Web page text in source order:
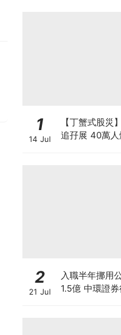
1
14 Jul
【丁蟹式股災
追孖展 40萬
2
21 Jul
入職半年挪用
1.5億 中環證